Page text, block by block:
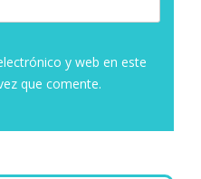
y web en este
que comente.